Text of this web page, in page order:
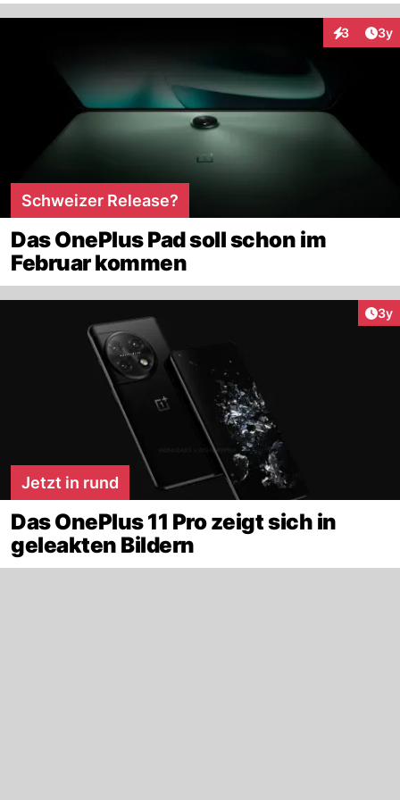
3 3y
Schweizer Release?
Das OnePlus Pad soll schon im
Februar kommen
3y
Jetzt in rund
Das OnePlus 11 Pro zeigt sich in
geleakten Bildern